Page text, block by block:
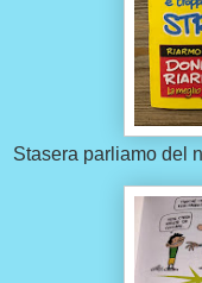
Stasera parliamo del